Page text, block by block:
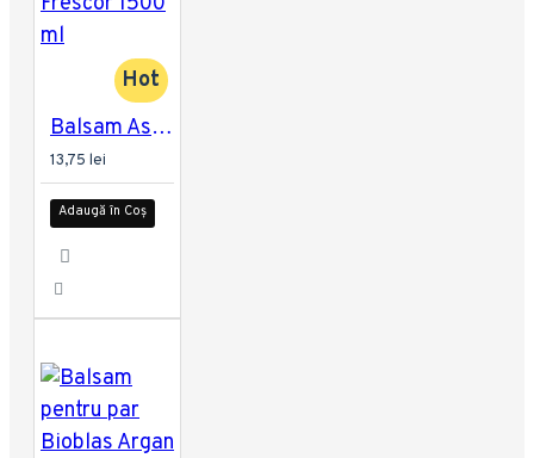
Hot
Balsam Aservi Puro Frescor 1500 ml
13,75 lei
Adaugă în Coș